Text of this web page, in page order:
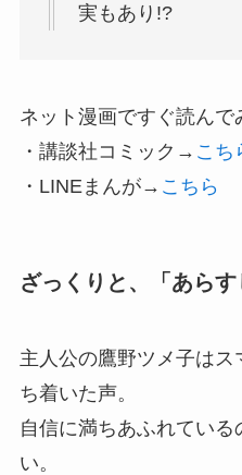
実もあり!?
ネット漫画ですぐ読ん
・講談社コミック→ こち
・LINEまんが→ こちら
ざっくりと、「あらす
主人公の鷹野ツメ子は
ち着いた声。
自信に満ちあふれてい
い。